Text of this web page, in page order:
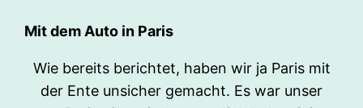
Mit dem Auto in Paris
Wie bereits berichtet, haben wir ja Paris mit
der Ente unsicher gemacht. Es war unser